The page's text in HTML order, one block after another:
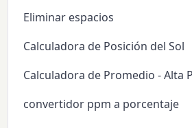
Eliminar espacios
Calculadora de Posición del Sol
Calculadora de Promedio - Alta
convertidor ppm a porcentaje